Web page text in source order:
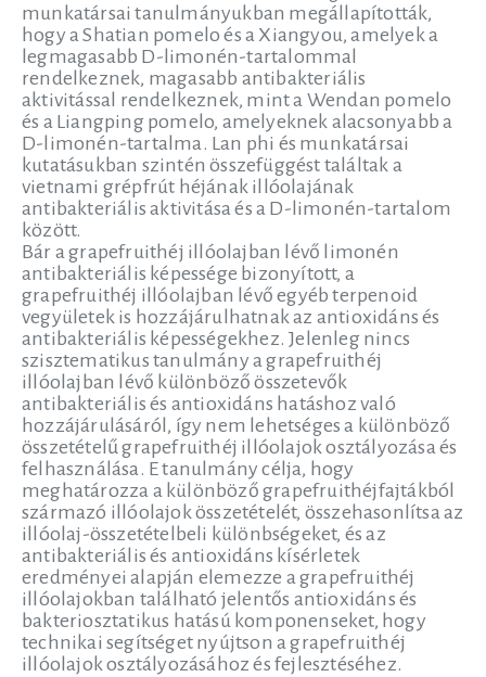
munkatársai tanulmányukban megállapították,
hogy a Shatian pomelo és a Xiangyou, amelyek a
legmagasabb D-limonén-tartalommal
rendelkeznek, magasabb antibakteriális
aktivitással rendelkeznek, mint a Wendan pomelo
és a Liangping pomelo, amelyeknek alacsonyabb a
D-limonén-tartalma. Lan phi és munkatársai
kutatásukban szintén összefüggést találtak a
vietnami grépfrút héjának illóolajának
antibakteriális aktivitása és a D-limonén-tartalom
között.
Bár a grapefruithéj illóolajban lévő limonén
antibakteriális képessége bizonyított, a
grapefruithéj illóolajban lévő egyéb terpenoid
vegyületek is hozzájárulhatnak az antioxidáns és
antibakteriális képességekhez. Jelenleg nincs
szisztematikus tanulmány a grapefruithéj
illóolajban lévő különböző összetevők
antibakteriális és antioxidáns hatáshoz való
hozzájárulásáról, így nem lehetséges a különböző
összetételű grapefruithéj illóolajok osztályozása és
felhasználása. E tanulmány célja, hogy
meghatározza a különböző grapefruithéjfajtákból
származó illóolajok összetételét, összehasonlítsa az
illóolaj-összetételbeli különbségeket, és az
antibakteriális és antioxidáns kísérletek
eredményei alapján elemezze a grapefruithéj
illóolajokban található jelentős antioxidáns és
bakteriosztatikus hatású komponenseket, hogy
technikai segítséget nyújtson a grapefruithéj
illóolajok osztályozásához és fejlesztéséhez.